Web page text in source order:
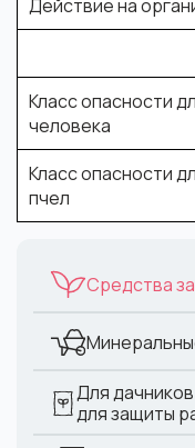
Действие на
Класс опасности
человека
Класс опасности
пчел
Средства
Для
для защиты